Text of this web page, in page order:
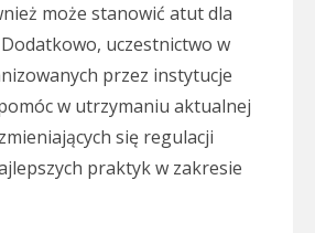
może stanowić atut dla
Dodatkowo, uczestnictwo w
przez instytucje
w utrzymaniu aktualnej
się regulacji
praktyk w zakresie